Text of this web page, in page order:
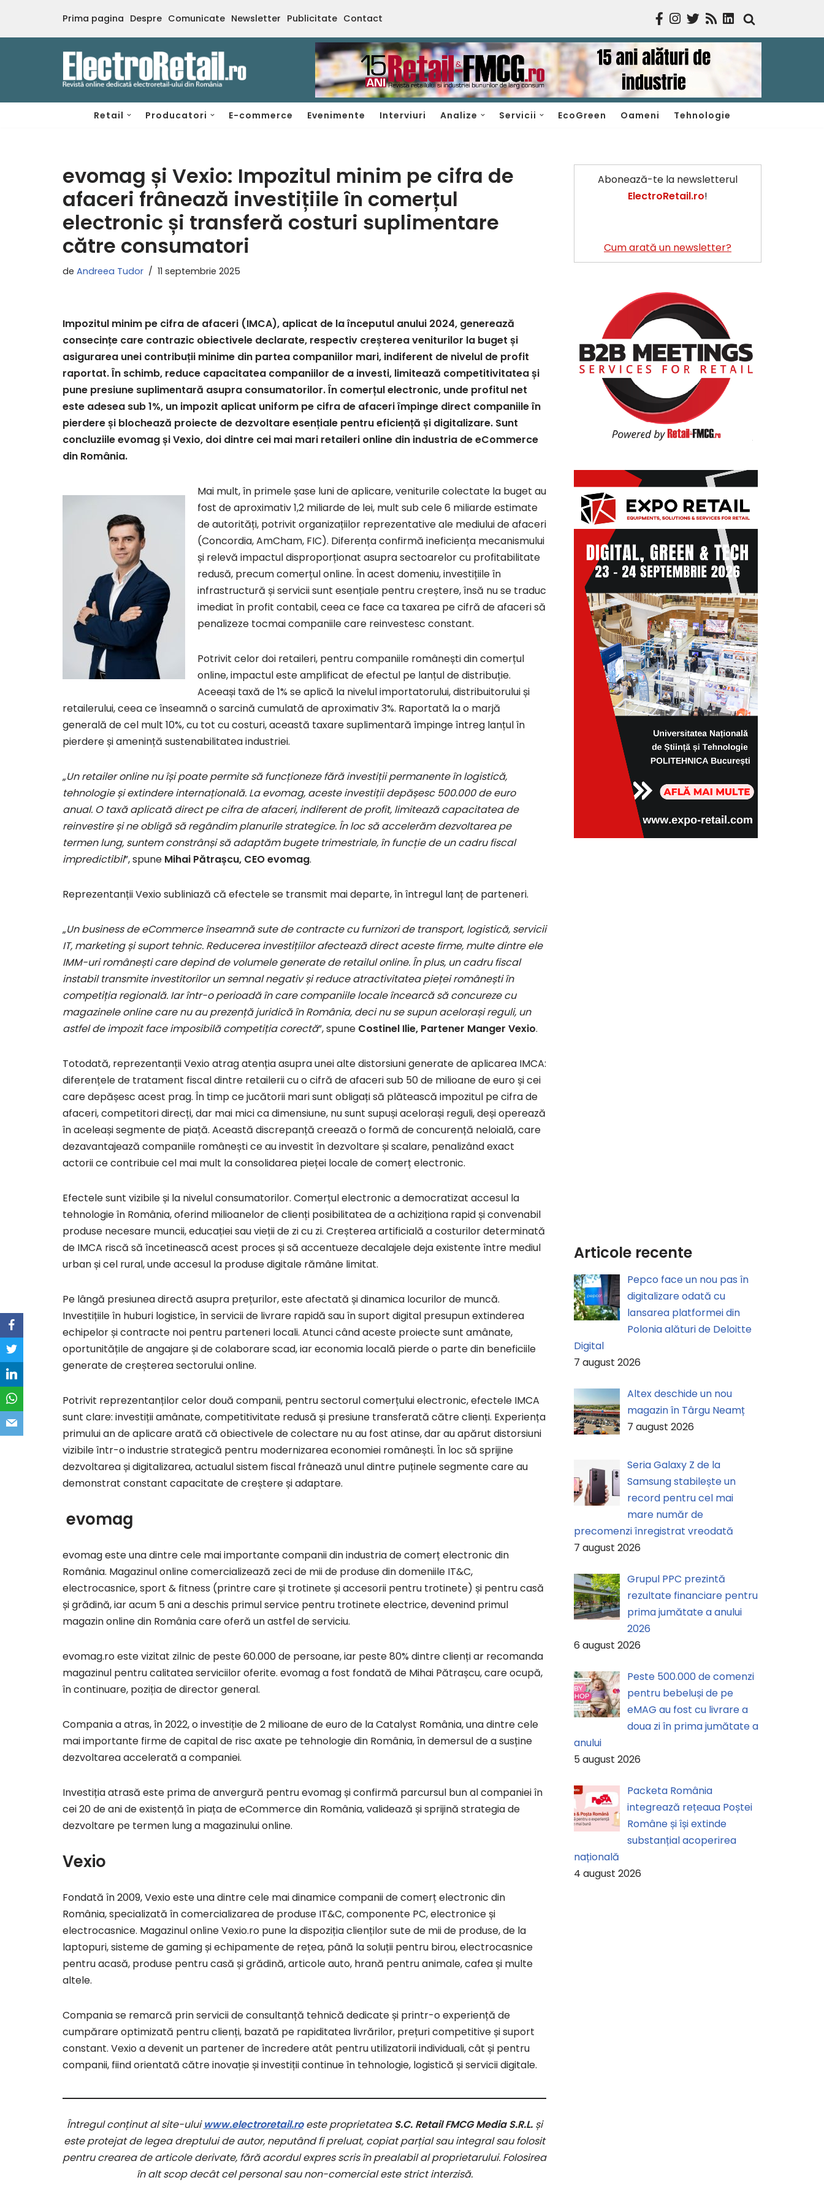
Sari
Prima pagina Despre Comunicate Newsletter Publicitate Contact
Retail Producatori E-commerce Evenimente Interviuri Analize Servicii EcoGreen Oameni Tehnologie
evomag și Vexio: Impozitul minim pe cifra de
afaceri frânează investițiile în comerțul
electronic și transferă costuri suplimentare
către consumatori
de Andreea Tudor 11 septembrie 2025
Impozitul minim pe cifra de afaceri (IMCA), aplicat de la începutul anului 2024, generează
consecințe care contrazic obiectivele declarate, respectiv creșterea veniturilor la buget și
asigurarea unei contribuții minime din partea companiilor mari, indiferent de nivelul de profit
raportat. În schimb, reduce capacitatea companiilor de a investi, limitează competitivitatea și
pune presiune suplimentară asupra consumatorilor.În comerțul electronic, unde profitul net
este adesea sub 1%, un impozit aplicat uniform pe cifra de afaceri împinge direct companiile în
pierdere și blochează proiecte de dezvoltare esențiale pentru eficiență și digitalizare. Sunt
concluziile evomag și Vexio, doi dintre cei mai mari retaileri online din industria de eCommerce
din România.
Mai mult, în primele șase luni de aplicare, veniturile colectate la buget au
fost de aproximativ 1,2 miliarde de lei, mult sub cele 6 miliarde estimate
de autorități, potrivit organizațiilor reprezentative ale mediului de afaceri
(Concordia, AmCham, FIC). Diferența confirmă ineficiența mecanismului
și relevă impactul disproporționat asupra sectoarelor cu profitabilitate
redusă, precum comerțul online. În acest domeniu, investițiile în
infrastructură și servicii sunt esențiale pentru creștere, însă nu se traduc
imediat în profit contabil, ceea ce face ca taxarea pe cifră de afaceri să
penalizeze tocmai companiile care reinvestesc constant.
Potrivit celor doi retaileri, pentru companiile românești din comerțul
online, impactul este amplificat de efectul pe lanțul de distribuție.
Aceeași taxă de 1% se aplică la nivelul importatorului, distribuitorului și
retailerului, ceea ce înseamnă o sarcină cumulată de aproximativ 3%. Raportată la o marjă
generală de cel mult 10%, cu tot cu costuri, această taxare suplimentară împinge întreg lanțul în
pierdere și amenință sustenabilitatea industriei.
„Un retailer online nu își poate permite să funcționeze fără investiții permanente în logistică,
tehnologie și extindere internațională. La evomag, aceste investiții depășesc 500.000 de euro
anual. O taxă aplicată direct pe cifra de afaceri, indiferent de profit, limitează capacitatea de
reinvestire și ne obligă să regândim planurile strategice. În loc să accelerăm dezvoltarea pe
termen lung, suntem constrânși să adaptăm bugete trimestriale, în funcție de un cadru fiscal
impredictibil”, spune Mihai Pătrașcu, CEO evomag.
Reprezentanții Vexio subliniază că efectele se transmit mai departe, în întregul lanț de parteneri.
„Un business de eCommerce înseamnă sute de contracte cu furnizori de transport, logistică, servicii
IT, marketing și suport tehnic. Reducerea investițiilor afectează direct aceste firme, multe dintre ele
IMM-uri românești care depind de volumele generate de retailul online. În plus, un cadru fiscal
instabil transmite investitorilor un semnal negativ și reduce atractivitatea pieței românești în
competiția regională. Iar într-o perioadă în care companiile locale încearcă să concureze cu
magazinele online care nu au prezență juridică în România, deci nu se supun acelorași reguli, un
astfel de impozit face imposibilă competiția corectă”, spune Costinel Ilie, Partener Manger Vexio.
Totodată, reprezentanții Vexio atrag atenția asupra unei alte distorsiuni generate de aplicarea IMCA:
diferențele de tratament fiscal dintre retailerii cu o cifră de afaceri sub 50 de milioane de euro și cei
care depășesc acest prag. În timp ce jucătorii mari sunt obligați să plătească impozitul pe cifra de
afaceri, competitori direcți, dar mai mici ca dimensiune, nu sunt supuși acelorași reguli, deși operează
în aceleași segmente de piață. Această discrepanță creează o formă de concurență neloială, care
dezavantajează companiile românești ce au investit în dezvoltare și scalare, penalizând exact
actorii ce contribuie cel mai mult la consolidarea pieței locale de comerț electronic.
Efectele sunt vizibile și la nivelul consumatorilor. Comerțul electronic a democratizat accesul la
tehnologie în România, oferind milioanelor de clienți posibilitatea de a achiziționa rapid și convenabil
produse necesare muncii, educației sau vieții de zi cu zi. Creșterea artificială a costurilor determinată
de IMCA riscă să încetinească acest proces și să accentueze decalajele deja existente între mediul
urban și cel rural, unde accesul la produse digitale rămâne limitat.
Pe lângă presiunea directă asupra prețurilor, este afectată și dinamica locurilor de muncă.
Investițiile în huburi logistice, în servicii de livrare rapidă sau în suport digital presupun extinderea
echipelor și contracte noi pentru parteneri locali. Atunci când aceste proiecte sunt amânate,
oportunitățile de angajare și de colaborare scad, iar economia locală pierde o parte din beneficiile
generate de creșterea sectorului online.
Potrivit reprezentanților celor două companii, pentru sectorul comerțului electronic, efectele IMCA
sunt clare: investiții amânate, competitivitate redusă și presiune transferată către clienți. Experiența
primului an de aplicare arată că obiectivele de colectare nu au fost atinse, dar au apărut distorsiuni
vizibile într-o industrie strategică pentru modernizarea economiei românești. În loc să sprijine
dezvoltarea și digitalizarea, actualul sistem fiscal frânează unul dintre puținele segmente care au
demonstrat constant capacitate de creștere și adaptare.
evomag
evomag este una dintre cele mai importante companii din industria de comerț electronic din
România. Magazinul online comercializează zeci de mii de produse din domeniile IT&C,
electrocasnice, sport & fitness (printre care și trotinete și accesorii pentru trotinete) și pentru casă
și grădină, iar acum 5 ani a deschis primul service pentru trotinete electrice, devenind primul
magazin online din România care oferă un astfel de serviciu.
evomag.ro este vizitat zilnic de peste 60.000 de persoane, iar peste 80% dintre clienți ar recomanda
magazinul pentru calitatea serviciilor oferite. evomag a fost fondată de Mihai Pătrașcu, care ocupă,
în continuare, poziția de director general.
Compania a atras, în 2022, o investiție de 2 milioane de euro de la Catalyst România, una dintre cele
mai importante firme de capital de risc axate pe tehnologie din România, în demersul de a susține
dezvoltarea accelerată a companiei.
Investiția atrasă este prima de anvergură pentru evomag și confirmă parcursul bun al companiei în
cei 20 de ani de existență în piața de eCommerce din România, validează și sprijină strategia de
dezvoltare pe termen lung a magazinului online.
Vexio
Fondată în 2009, Vexio este una dintre cele mai dinamice companii de comerț electronic din
România, specializată în comercializarea de produse IT&C, componente PC, electronice și
electrocasnice. Magazinul online Vexio.ro pune la dispoziția clienților sute de mii de produse, de la
laptopuri, sisteme de gaming și echipamente de rețea, până la soluții pentru birou, electrocasnice
pentru acasă, produse pentru casă și grădină, articole auto, hrană pentru animale, cafea și multe
altele.
Compania se remarcă prin servicii de consultanță tehnică dedicate și printr-o experiență de
cumpărare optimizată pentru clienți, bazată pe rapiditatea livrărilor, prețuri competitive și suport
constant. Vexio a devenit un partener de încredere atât pentru utilizatorii individuali, cât și pentru
companii, fiind orientată către inovație și investiții continue în tehnologie, logistică și servicii digitale.
Întregul conținut al site-uluiwww.electroretail.roeste proprietateaS.C. Retail FMCG Media S.R.L. și
este protejat de legea dreptului de autor, neputând fi preluat, copiat parțial sau integral sau folosit
pentru crearea de articole derivate, fără acordul expres scris în prealabil al proprietarului. Folosirea
în alt scop decât cel personal sau non-comercial este strict interzisă.
Abonează-te la newsletterul
ElectroRetail.ro!
Cum arată un newsletter?
Articole recente
Pepco face un nou pas în
digitalizare odată cu
lansarea platformei din
Polonia alături de Deloitte
Digital
7 august 2026
Altex deschide un nou
magazin în Târgu Neamț
7 august 2026
Seria Galaxy Z de la
Samsung stabilește un
record pentru cel mai
mare număr de
precomenzi înregistrat vreodată
7 august 2026
Grupul PPC prezintă
rezultate financiare pentru
prima jumătate a anului
2026
6 august 2026
Peste 500.000 de comenzi
pentru bebeluși de pe
eMAG au fost cu livrare a
doua zi în prima jumătate a
anului
5 august 2026
Packeta România
integrează rețeaua Poștei
Române și își extinde
substanțial acoperirea
națională
4 august 2026